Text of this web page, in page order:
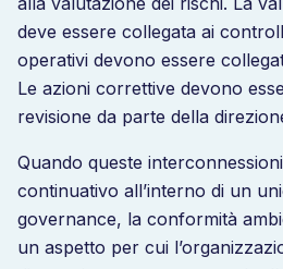
deve essere collegata ai
operativi devono essere
Le azioni correttive devono
revisione da parte della
Quando queste
continuativo all’interno di un
governance, la conformità
un aspetto per cui